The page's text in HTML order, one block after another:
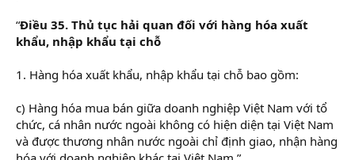
“Điều 35. Thủ tục hải quan đối với hàng hóa xuất
khẩu, nhập khẩu tại chỗ
1. Hàng hóa xuất khẩu, nhập khẩu tại chỗ bao gồm:
c) Hàng hóa mua bán giữa doanh nghiệp Việt Nam với tổ
chức, cá nhân nước ngoài không có hiện diện tại Việt Nam
và được thương nhân nước ngoài chỉ định giao, nhận hàng